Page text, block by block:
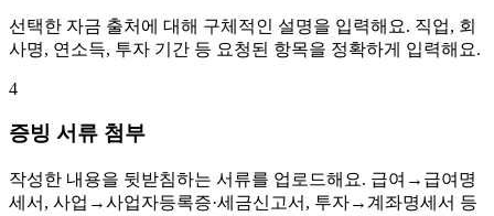
선택한 자금 출처에 대해 구체적인 설명을 입력해요. 직업, 회
사명, 연소득, 투자 기간 등 요청된 항목을 정확하게 입력해요.
4
증빙 서류 첨부
작성한 내용을 뒷받침하는 서류를 업로드해요. 급여→급여명
세서, 사업→사업자등록증·세금신고서, 투자→계좌명세서 등